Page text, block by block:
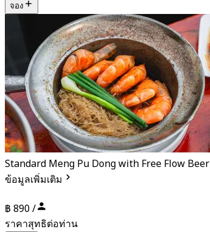
จอง
Standard Meng Pu Dong with Free Flow Beer
ข้อมูลเพิ่มเติม
฿ 890 /
ราคาสุทธิต่อท่าน